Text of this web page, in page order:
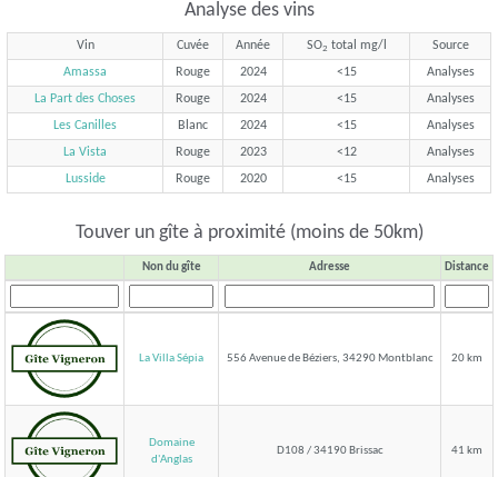
Analyse des vins
Vin Cuvée Année SO2 total mg/l
Source
Amassa
Rouge 2024 <15
Analyses
La Part des Choses
Rouge 2024 <15
Analyses
Les Canilles
Blanc 2024 <15
Analyses
La Vista
Rouge 2023 <12
Analyses
Lusside
Rouge 2020 <15 Analyses
Touver un gîte à proximité (moins de 50km)
Non du gîte Adresse Distance
La Villa Sépia 556 Avenue de Béziers, 34290 Montblanc 20 km
Domaine
d'Anglas
D108 / 34190 Brissac 41 km